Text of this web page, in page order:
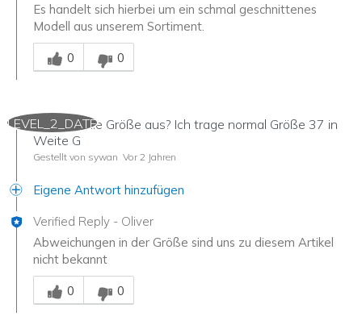
Es handelt sich hierbei um ein schmal geschnittenes
Modell aus unserem Sortiment.
Mitarbeiter-Gutachter
0
0
LEVEL_2_DATE
Wie fällt die Größe aus? Ich trage normal Größe 37 in
Weite G
Gestellt von sywan Vor 2 Jahren
Eigene Antwort hinzufügen
Verified Reply - Oliver
Abweichungen in der Größe sind uns zu diesem Artikel
nicht bekannt
Mitarbeiter-Gutachter
0
0